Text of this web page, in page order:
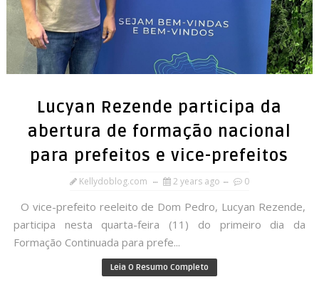
Lucyan Rezende participa da
abertura de formação nacional
para prefeitos e vice-prefeitos
Kellydoblog.com 2 years ago 0
O vice-prefeito reeleito de Dom Pedro, Lucyan Rezende,
participa nesta quarta-feira (11) do primeiro dia da
Formação Continuada para prefe...
Leia O Resumo Completo